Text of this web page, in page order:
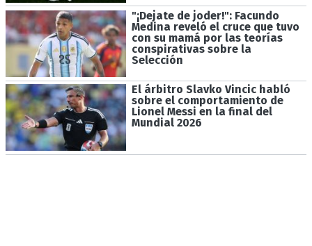
"¡Dejate de joder!": Facundo
Medina reveló el cruce que tuvo
con su mamá por las teorías
conspirativas sobre la
Selección
El árbitro Slavko Vincic habló
sobre el comportamiento de
Lionel Messi en la final del
Mundial 2026